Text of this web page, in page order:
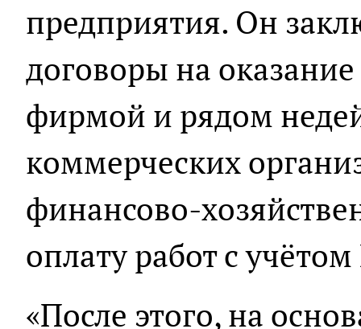
предприятия. Он
договоры на
фирмой и рядом
коммерческих
финансово-
оплату работ с
«После этого, на